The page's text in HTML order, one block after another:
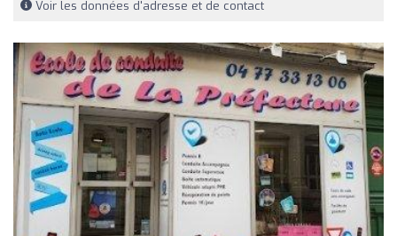
Voir les données d'adresse et de contact